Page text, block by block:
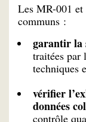
Les MR-001
communs :
garantir la
traitées par
techniques
vérifier
données
contrôle